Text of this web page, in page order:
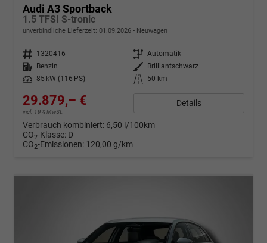
Audi A3 Sportback
1.5 TFSI S-tronic
unverbindliche Lieferzeit: 01.09.2026 Neuwagen
Fahrzeugnr. 1320416 Getriebe Automatik
Kraftstoff
Benzin Außenfarbe
Brilliantschwarz
Leistung
85 kW (116 PS) Kilometerstand 50 km
29.879,– €
incl. 19% MwSt.
Details
Verbrauch kombiniert: 6,50 l/100km
CO2-Klasse: D
CO2-Emissionen: 120,00 g/km